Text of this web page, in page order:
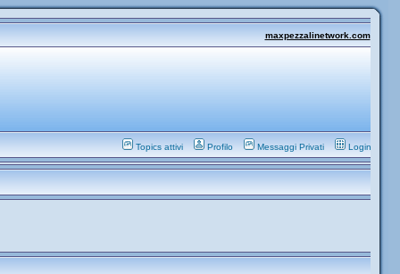
maxpezzalinetwork.com
Topics attivi Profilo Messaggi Privati Login